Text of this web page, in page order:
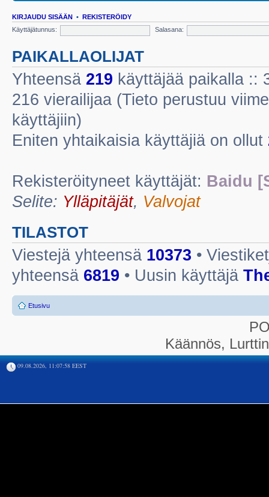
KIRJAUDU SISÄÄN • REKISTERÖIDY
Käyttäjätunnus:
Salasana:
PAIKALLAOLIJAT
Yhteensä 219 käyttäjää paikalla ::
216 vierailijaa (Tieto perustuu
käyttäjiin)
Eniten yhtaikaisia käyttäjiä on ollut
Rekisteröityneet käyttäjät: Baidu
Selite: Ylläpitäjät, Valvojat
TILASTOT
Viestejä yhteensä 10373 •
yhteensä 6819 • Uusin käyttäjä
Etusivu
Käännös,
09.08.2026, 11:07:58 EEST